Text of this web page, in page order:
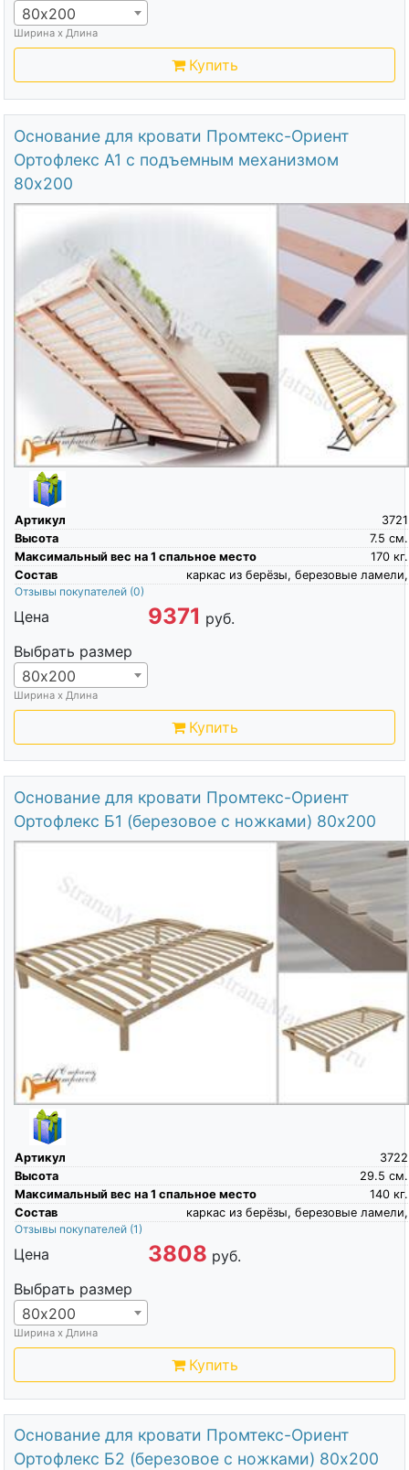
80х200
Ширина х Длина
Купить
Основание для кровати Промтекс-Ориент
Ортофлекс А1 с подъемным механизмом
80х200
Артикул
3721
Высота
см.
7.5
Максимальный вес на 1 спальное место
кг.
170
Состав
каркас из берёзы, березовые ламели,
Отзывы покупателей (0)
Цена 9371 руб.
Выбрать размер
80х200
Ширина х Длина
Купить
Основание для кровати Промтекс-Ориент
Ортофлекс Б1 (березовое с ножками) 80х200
Артикул
3722
Высота
см.
29.5
Максимальный вес на 1 спальное место
кг.
140
Состав
каркас из берёзы, березовые ламели,
Отзывы покупателей (1)
Цена 3808 руб.
Выбрать размер
80х200
Ширина х Длина
Купить
Основание для кровати Промтекс-Ориент
Ортофлекс Б2 (березовое с ножками) 80х200